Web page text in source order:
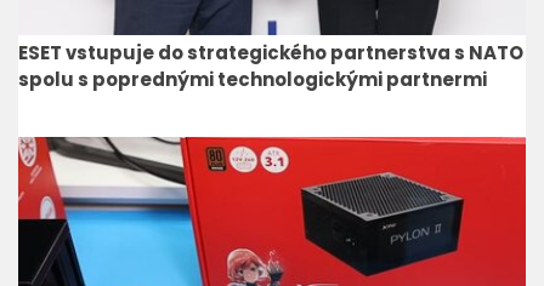
ESET vstupuje do strategického partnerstva s NATO
spolu s poprednými technologickými partnermi